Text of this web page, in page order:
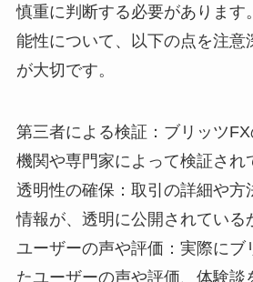
慎重に判断する必要があります
能性について、以下の点を注意
が大切です。
第三者による検証：ブリッツ
機関や専門家によって検証され
透明性の確保：取引の詳細や方
情報が、透明に公開されている
ユーザーの声や評価：実際にブ
たユーザーの声や評価、体験談